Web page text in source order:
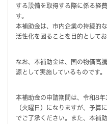
する設備を取得する際に係る経
す。
本補助金は、市内企業の持続的
活性化を図ることを目的としてお
なお、本補助金は、国の物価高
源として実施しているものです。
本補助金の申請期間は、令和8
（火曜日）になりますが、予算
でご了承ください。また、本補